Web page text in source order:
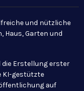
und nützliche
Haus, Garten und
Erstellung erster
KI-gestützte
auf